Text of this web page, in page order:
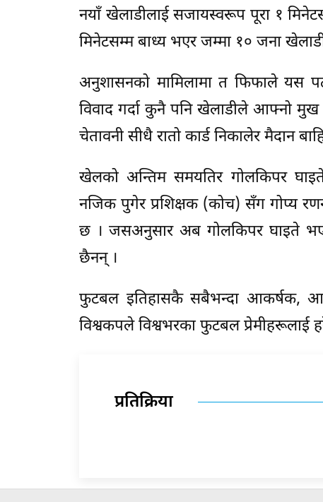
नयाँ खेलाडीलाई सजायस्वरूप पूरा १
मिनेटसम्म बाध्य भएर जम्मा १० जना
अनुशासनको मामिलामा त फिफाले यस
विवाद गर्दा कुनै पनि खेलाडीले आफ्नो मुख
चेतावनी सीधै रातो कार्ड निकालेर मैदान
खेलको अन्तिम समयतिर गोलकिपर
नजिक पुगेर प्रशिक्षक (कोच) सँग गोप्य
छ । जसअनुसार अब गोलकिपर घाइते
छैनन् ।
फुटबल इतिहासकै सबैभन्दा आकर्षक,
विश्वकपले विश्वभरका फुटबल प्रेमीहरूलाई
प्रतिक्रिया